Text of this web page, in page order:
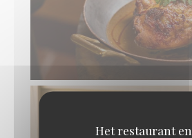
Het restaurant